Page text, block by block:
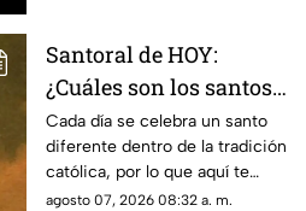
Santoral de HOY:
¿Cuáles son los santos
que se celebran este
viernes 7 de agosto de
2026?
Cada día se celebra un santo
diferente dentro de la tradición
católica, por lo que aquí te
compartimos el santoral
agosto 07, 2026 08:32 a. m.